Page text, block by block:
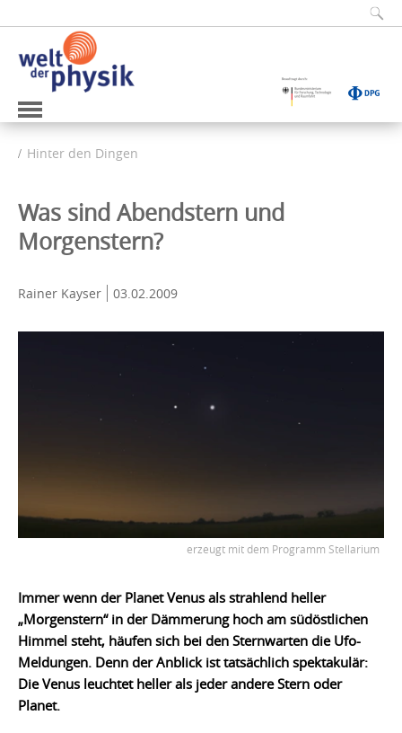
Hinter den Dingen
Was sind Abendstern und
Morgenstern?
Rainer Kayser 03.02.2009
erzeugt mit dem Programm Stellarium
Immer wenn der Planet Venus als strahlend heller
„Morgenstern“ in der Dämmerung hoch am südöstlichen
Himmel steht, häufen sich bei den Sternwarten die Ufo-
Meldungen. Denn der Anblick ist tatsächlich spektakulär:
Die Venus leuchtet heller als jeder andere Stern oder
Planet.